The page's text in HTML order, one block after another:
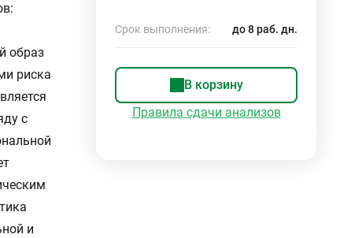
образ
риска
с
и
Срок выполнения: до 8 раб. дн.
В корзину
Правила сдачи анализов